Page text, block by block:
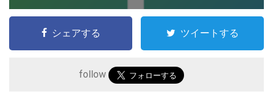
シェアする ツイートする
follow